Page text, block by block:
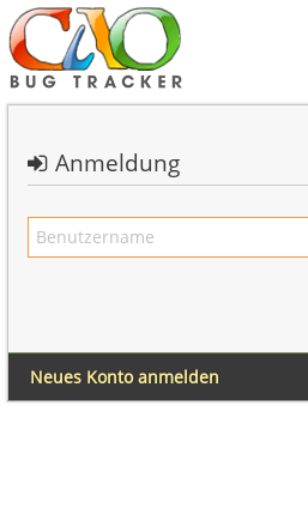
Anmeldung
Neues Konto anmelden